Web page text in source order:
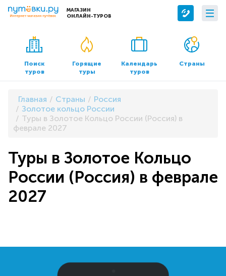
МАГАЗИН
ОНЛАЙН-ТУРОВ
Сервисы
Бронирование отелей
Трансфер
О компании
О нас
Контакты
Документы и реквизиты
Офисы продаж
Поиск
туров
Горящие
туры
Календарь
туров
Страны
Главная Страны
Россия
Золотое кольцо России
Туры в Золотое Кольцо России (Россия) в
феврале 2027
Туры в Золотое Кольцо
России (Россия) в феврале
2027